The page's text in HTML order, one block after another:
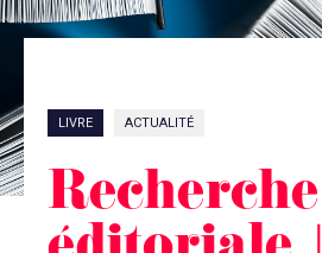
LIVRE ACTUALITÉ
Recherche